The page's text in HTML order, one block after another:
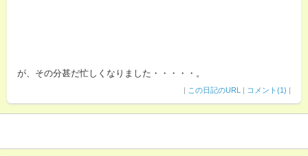
が、その分甚だ忙しくなりました・・・・・。
| この日記のURL | コメント(1) |